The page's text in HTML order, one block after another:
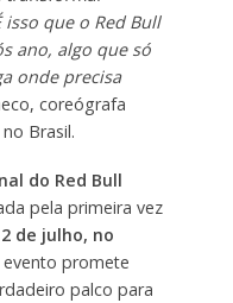
que o Red Bull
ano, algo que só
onde precisa
coreógrafa
Brasil.
do Red Bull
pela primeira vez
de julho, no
evento promete
palco para